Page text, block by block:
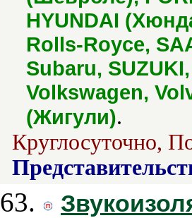
HYUNDAI
Rolls-Royce,
Subaru,
Volkswagen,
(Жигули).
Круглосуточно,
63.